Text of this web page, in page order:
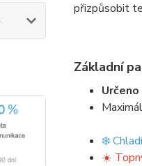
přizpůsobit
Základní
❄️
☀️